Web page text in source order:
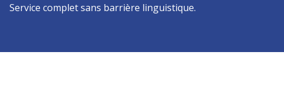
Service complet sans barrière linguistique.